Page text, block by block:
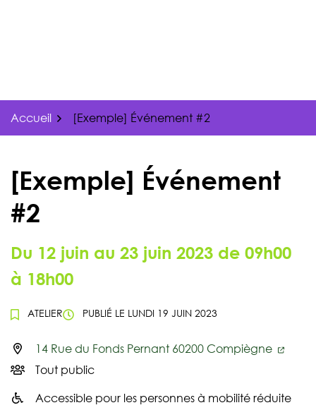
Accueil [Exemple] Événement #2
[Exemple] Événement
#2
Du 12 juin au 23 juin 2023 de 09h00
à 18h00
ATELIER PUBLIÉ LE LUNDI 19 JUIN 2023
Infos utiles
14 Rue du Fonds Pernant 60200 Compiègne
Tout public
Accessible pour les personnes à mobilité réduite